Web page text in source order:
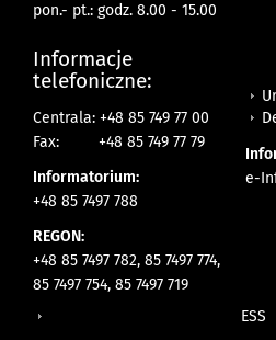
pon.- pt.: godz. 8.00 - 15.00
Informacje
telefoniczne:
Centrala: +48 85 749 77 00
Fax:
+48 85 749 77 79
Informatorium:
+48 85 7497 788
REGON:
+48 85 7497 782, 85 7497 774,
85 7497 754, 85 7497 719
e-
ESS